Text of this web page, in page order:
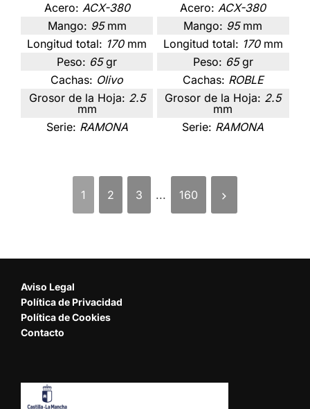
Acero: ACX-380
Mango: 95 mm
Longitud total: 170 mm
Peso: 65 gr
Cachas: Olivo
Grosor de la Hoja: 2.5
mm
Serie: RAMONA
Acero: ACX-380
Mango: 95 mm
Longitud total: 170 mm
Peso: 65 gr
Cachas: ROBLE
Grosor de la Hoja: 2.5
mm
Serie: RAMONA
1 2 3 ... 160
Aviso Legal
Política de Privacidad
Política de Cookies
Contacto